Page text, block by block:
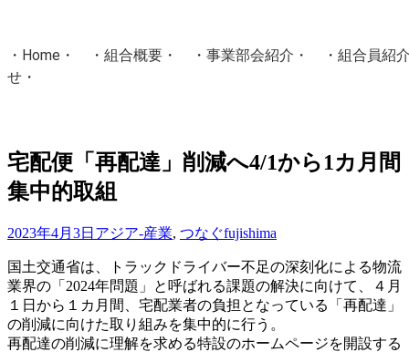
・ Home ・ ・ 組合概要 ・ ・ 事業部会紹介 ・ ・ 組合員紹
せ ・
協同組合Masters／
国土交通省・経済産業省・農林水産省・厚生労働省 認可
宅配便「再配達」削減へ4/1から1カ月間
集中的取組
2023年4月3日 アジア-産業, つなぐfujishima
国土交通省は、トラックドライバー不足の深刻化による物流
業界の「2024年問題」と呼ばれる課題の解決に向けて、４月
１日から１カ月間、宅配業者の負担となっている「再配達」
の削減に向けた取り組みを集中的に行う。
再配達の削減に理解を求める特設のホームページを開設する